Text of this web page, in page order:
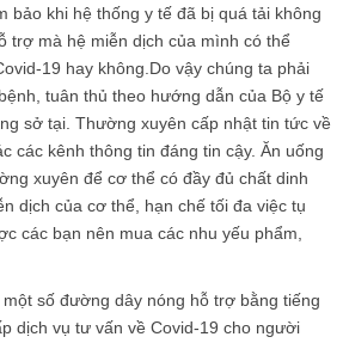
bảo khi hệ thống y tế đã bị quá tải không
trợ mà hệ miễn dịch của mình có thể
19 hay không.Do vậy chúng ta phải
tuân thủ theo hướng dẫn của Bộ y tế
sở tại. Thường xuyên cấp nhật tin tức về
các kênh thông tin đáng tin cậy. Ăn uống
xuyên để cơ thể có đầy đủ chất dinh
dịch của cơ thể, hạn chế tối đa việc tụ
các bạn nên mua các nhu yếu phẩm,
số đường dây nóng hỗ trợ bằng tiếng
dịch vụ tư vấn về Covid-19 cho người